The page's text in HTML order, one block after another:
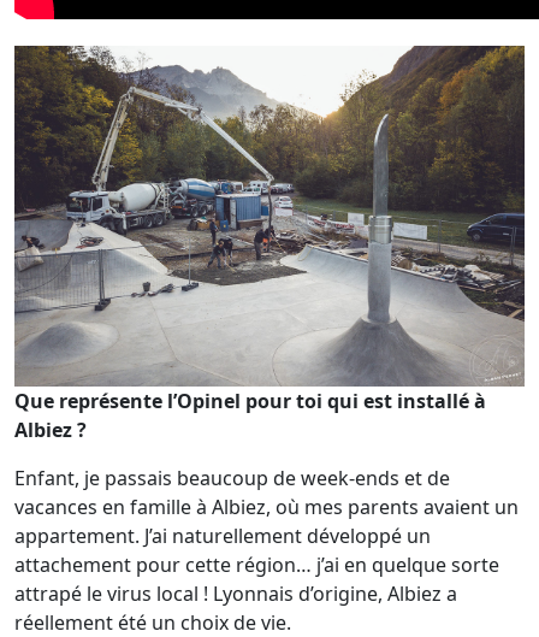
Que représente l’Opinel pour toi qui est installé à
Albiez ?
Enfant, je passais beaucoup de week-ends et de
vacances en famille à Albiez, où mes parents avaient un
appartement. J’ai naturellement développé un
attachement pour cette région… j’ai en quelque sorte
attrapé le virus local ! Lyonnais d’origine, Albiez a
réellement été un choix de vie.